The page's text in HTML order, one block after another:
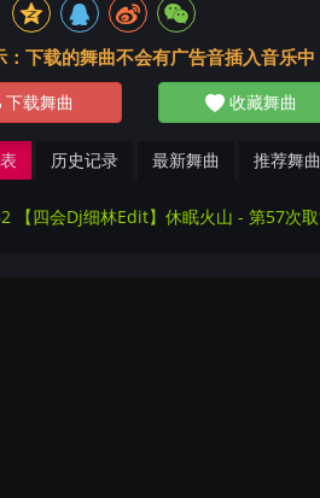
：下载的舞曲不会有广告音插入音乐中
下载舞曲 收藏舞曲
历史记录 最新舞曲 推荐舞曲